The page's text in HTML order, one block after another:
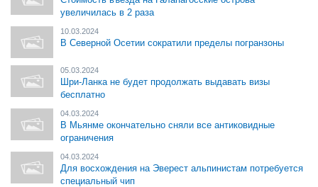
увеличилась в 2 раза
10.03.2024
В Северной Осетии сократили пределы погранзоны
05.03.2024
Шри-Ланка не будет продолжать выдавать визы
бесплатно
04.03.2024
В Мьянме окончательно сняли все антиковидные
ограничения
04.03.2024
Для восхождения на Эверест альпинистам потребуется
специальный чип